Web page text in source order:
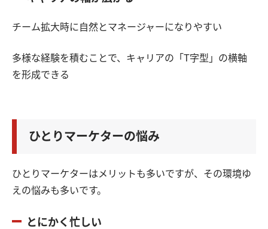
チーム拡大時に自然とマネージャーになりやすい
多様な経験を積むことで、キャリアの「T字型」の横軸
を形成できる
ひとりマーケターの悩み
ひとりマーケターはメリットも多いですが、その環境ゆ
えの悩みも多いです。
とにかく忙しい